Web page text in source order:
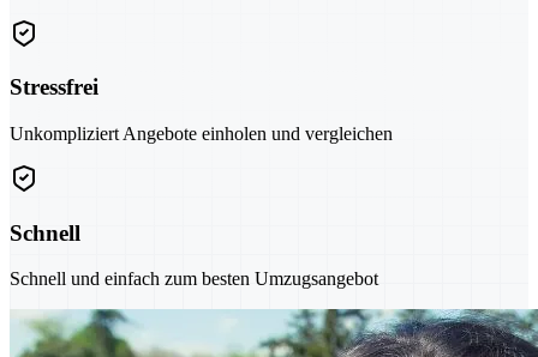
Stressfrei
Unkompliziert Angebote einholen und vergleichen
Schnell
Schnell und einfach zum besten Umzugsangebot